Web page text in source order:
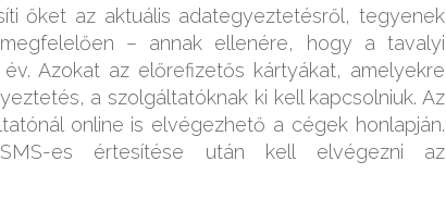
őket az aktuális adategyeztetésről, tegyenek
– annak ellenére, hogy a tavalyi
Azokat az előrefizetős kártyákat, amelyekre
a szolgáltatóknak ki kell kapcsolniuk. Az
online is elvégezhető a cégek honlapján.
es értesítése után kell elvégezni az